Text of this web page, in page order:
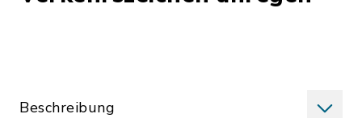
Beschreibung